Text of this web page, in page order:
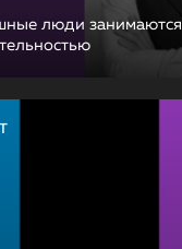
люди занимаются